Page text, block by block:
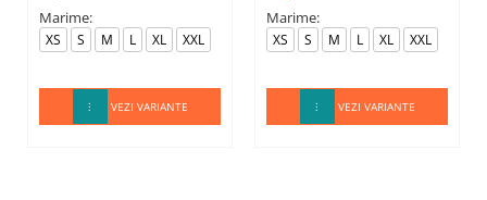
Marime:
XS S M L XL XXL
VEZI VARIANTE
Marime:
XS S M L XL XXL
VEZI VARIANTE